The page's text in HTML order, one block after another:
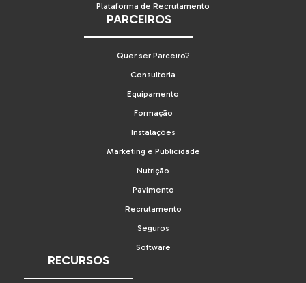
Plataforma de Recrutamento
PARCEIROS
Quer ser Parceiro?
Consultoria
Equipamento
Formação
Instalações
Marketing e Publicidade
Nutrição
Pavimento
Recrutamento
Seguros
Software
RECURSOS